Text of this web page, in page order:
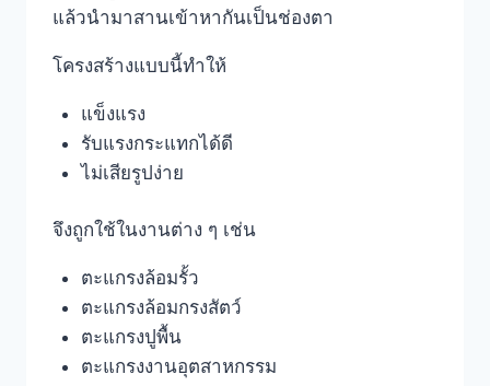
แล้วนำมาสานเข้าหากันเป็นช่องตา
โครงสร้างแบบนี้ทำให้
แข็งแรง
รับแรงกระแทกได้ดี
ไม่เสียรูปง่าย
จึงถูกใช้ในงานต่าง ๆ เช่น
ตะแกรงล้อมรั้ว
ตะแกรงล้อมกรงสัตว์
ตะแกรงปูพื้น
ตะแกรงงานอุตสาหกรรม